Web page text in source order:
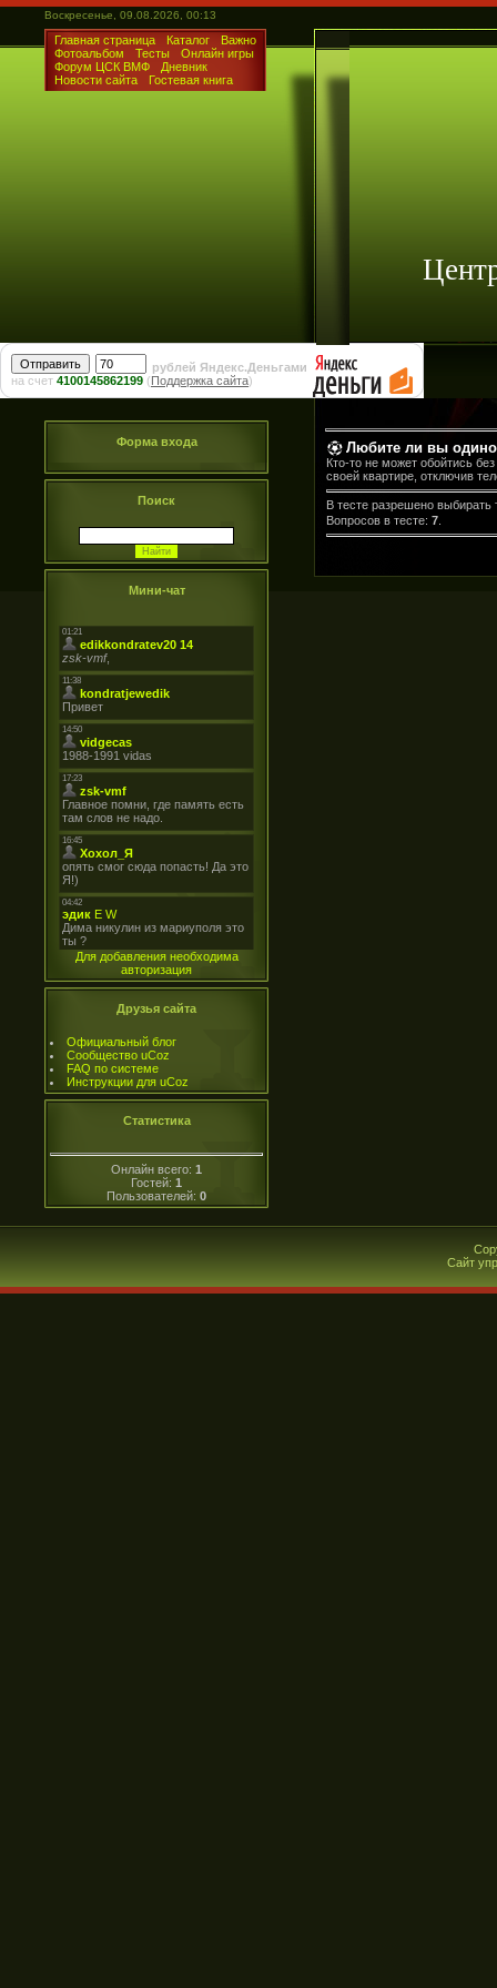
Воскресенье, 09.08.2026, 00:13
Главная страница Каталог
Важно
Фотоальбом
Тесты
Онлайн игры
Форум ЦСК ВМФ
Дневник
Новости сайта
Гостевая книга
рублей Яндекс.Деньгами
на счет 4100145862199 (Поддержка сайта)
Форма входа
Поиск
Мини-чат
Для добавления необходима
авторизация
Друзья сайта
Официальный блог
Сообщество uCoz
FAQ по системе
Инструкции для uCoz
Статистика
Онлайн всего: 1
Гостей: 1
Пользователей: 0
Любите ли вы
Кто-то не может обойтись
своей квартире, отключив
В тесте разрешено выбирать
Вопросов в тесте: 7
Сайт